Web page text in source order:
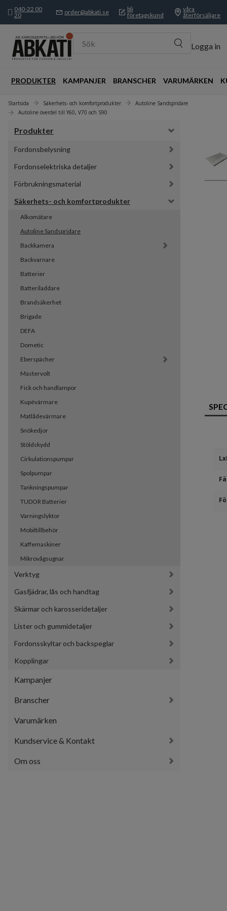
040-22 00
20
order@abkati.se
bli
företagskund
våra
återförsäljare
Sök Logga in
PRODUKTER KAMPANJER BRANSCHER VARUMÄRKEN
Startsida Säkerhets- och komfortprodukter
Autoline Sandspridare
Autoline överdel till Y60, V70 och S90
Produkter
Fordonsbelysning
Fordonselektriska detaljer
Förbrukningsmaterial
Säkerhets- och komfortprodukter
Alkomätare
Autoline Sandspridare
Backkamera
Backvarnare
Batterier
Batteriladdare
Brandsäkerhet
Brigade
DEFA
Dometic
Eberspächer
Mastervolt
Fick och handlampor
Kupévärmare
Matlådevärmare
Snökedjor
Stöldskydd
Cirkulationspumpar
Spolpumpar
Tankningspumpar
TUDOR Batterier
Varningslyktor
Mobiltillbehör
Kaffemaskiner
Mikrovågsugnar
Verktyg
Gasfjädrar, lås och handtag
Skärmar och karosseridetaljer
Lister och gummidetaljer
Fordonsskyltar och backspeglar
Kopplingar
Kampanjer
Branscher
Varumärken
Kundservice & Kontakt
Om oss